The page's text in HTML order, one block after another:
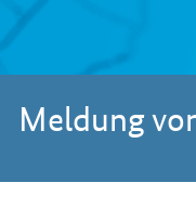
Mel­dung